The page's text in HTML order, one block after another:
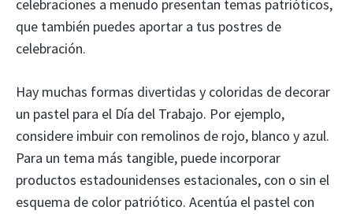
celebraciones a menudo presentan temas patrióticos,
que también puedes aportar a tus postres de
celebración.
Hay muchas formas divertidas y coloridas de decorar
un pastel para el Día del Trabajo. Por ejemplo,
considere imbuir con remolinos de rojo, blanco y azul.
Para un tema más tangible, puede incorporar
productos estadounidenses estacionales, con o sin el
esquema de color patriótico. Acentúa el pastel con